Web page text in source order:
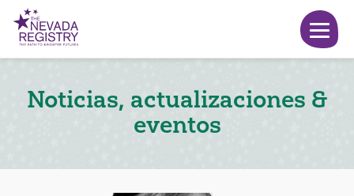
Noticias, actualizaciones &
eventos